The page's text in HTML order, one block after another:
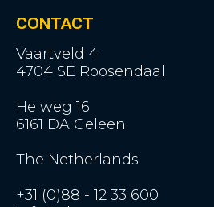
CONTACT
Vaartveld 4
4704 SE Roosendaal
Heiweg 16
6161 DA Geleen
The Netherlands
+31 (0)88 - 12 33 600